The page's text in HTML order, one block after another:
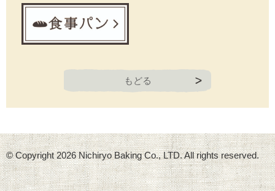
もどる
© Copyright2026 Nichiryo Baking Co., LTD. All rights reserved.